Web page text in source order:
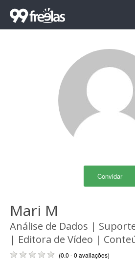
Convidar
Mari M
Análise de Dados |
| Editora de Vídeo |
(0.0 - 0 avaliações)